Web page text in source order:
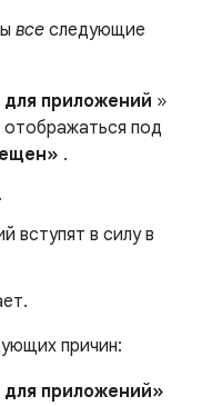
все следующие
приложений »
под
.
вступят в силу в
причин:
приложений»